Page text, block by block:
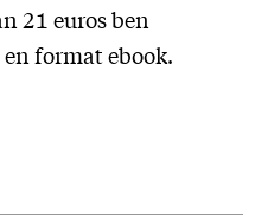
21 euros ben
format ebook.